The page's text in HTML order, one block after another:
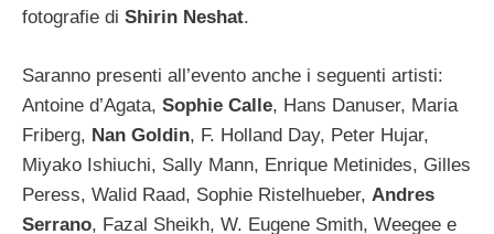
fotografie di Shirin Neshat.
Saranno presenti all’evento anche i seguenti artisti:
Antoine d’Agata, Sophie Calle, Hans Danuser, Maria
Friberg, Nan Goldin, F. Holland Day, Peter Hujar,
Miyako Ishiuchi, Sally Mann, Enrique Metinides, Gilles
Peress, Walid Raad, Sophie Ristelhueber, Andres
Serrano, Fazal Sheikh, W. Eugene Smith, Weegee e